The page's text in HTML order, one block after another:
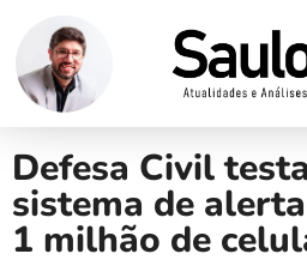
Defesa Civil
sistema de
1 milhão de